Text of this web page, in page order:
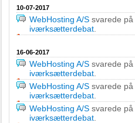
10-07-2017
WebHosting A/S svarede på
iværksætterdebat
16-06-2017
WebHosting A/S svarede på
iværksætterdebat
WebHosting A/S svarede på
iværksætterdebat
WebHosting A/S svarede på
iværksætterdebat